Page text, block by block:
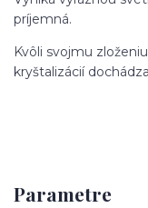
príjemná.
Kvôli svojmu
kryštalizácií
Parametre